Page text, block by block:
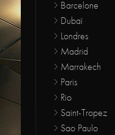
Barcelone
Dubaï
Londres
Madrid
Marrakech
Paris
Rio
Saint-Tropez
Sao Paulo